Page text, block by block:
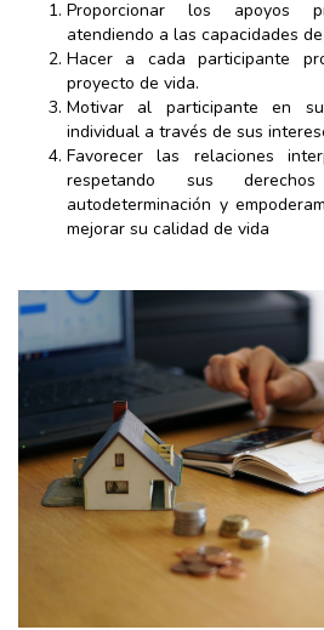
Proporcionar los apoyos
atendiendo a las capacidades
Hacer a cada participante
proyecto de vida.
Motivar al participante en
individual a través de sus
Favorecer las relaciones
respetando sus
autodeterminación y
mejorar su calidad de vida